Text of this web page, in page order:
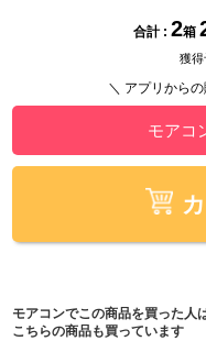
合計 : 2箱
獲得
＼ アプリから
モアコ
モアコンでこの商品を買った人は
こちらの商品も買っています